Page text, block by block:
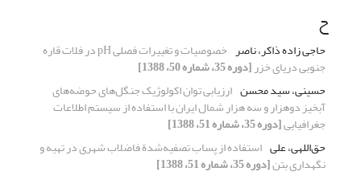
ح
حاجی زاده ذاکر، ناصر خصوصیات و تغییرات فصلی pH در فلات قاره
جنوبی دریای خزر[دوره 35، شماره 50، 1388]
حسینی، سید محسن ارزیابی توان اکولوژیک جنگل‌های حوضه‌های
آبخیز دوهزار و سه هزار شمال ایران با استفاده از سیستم اطلاعات
جغرافیایی[دوره 35، شماره 51، 1388]
حق‌اللهی، علی استفاده از پساب تصفیه‌شدة فاضلاب شهری در تهیه و
نگهداری بتن[دوره 35، شماره 51، 1388]